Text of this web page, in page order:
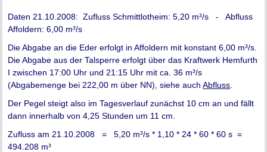
Daten 21.10.2008: Zufluss Schmittlotheim: 5,20 m³/s - Abfluss
Affoldern: 6,00 m³/s
Die Abgabe an die Eder erfolgt in Affoldern mit konstant 6,00 m³/s.
Die Abgabe aus der Talsperre erfolgt über das Kraftwerk Hemfurth
I zwischen 17:00 Uhr und 21:15 Uhr mit ca. 36 m³/s
(Abgabemenge bei 222,00 m über NN), siehe auchAbfluss
Der Pegel steigt also im Tagesverlauf zunächst 10 cm an und fällt
dann innerhalb von 4,25 Stunden um 11 cm.
Zufluss am 21.10.2008 = 5,20 m³/s * 1,10 * 24 * 60 * 60 s =
494.208 m³